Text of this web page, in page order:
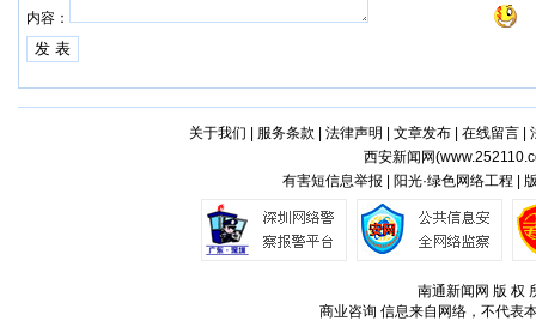
内容：
关于我们 服务条款 法律声明 文章发布| 在线留言|
西安新闻网(
有害短信息举报 | 阳光·绿色网络工程 |
南通新闻网 版 权
商业咨询 信息来自网络，不代表